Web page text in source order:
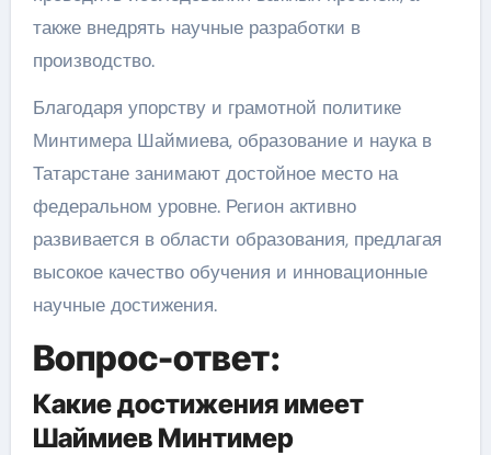
также внедрять научные разработки в
производство.
Благодаря упорству и грамотной политике
Минтимера Шаймиева, образование и наука в
Татарстане занимают достойное место на
федеральном уровне. Регион активно
развивается в области образования, предлагая
высокое качество обучения и инновационные
научные достижения.
Вопрос-ответ:
Какие достижения имеет
Шаймиев Минтимер